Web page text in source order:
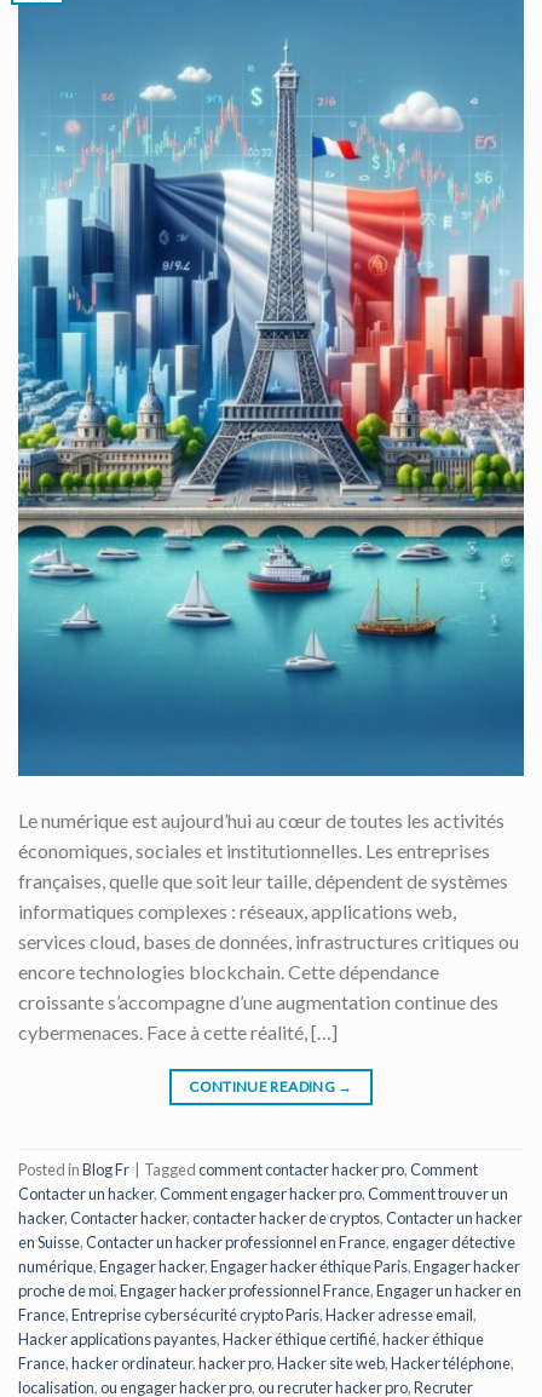
Le numérique est aujourd’hui au cœur de toutes les activités
économiques, sociales et institutionnelles. Les entreprises
françaises, quelle que soit leur taille, dépendent de systèmes
informatiques complexes : réseaux, applications web,
services cloud, bases de données, infrastructures critiques ou
encore technologies blockchain. Cette dépendance
croissante s’accompagne d’une augmentation continue des
cybermenaces. Face à cette réalité, […]
CONTINUE READING →
Posted inBlog Fr Taggedcomment contacter hacker pro,Comment
Contacter un hacker,Comment engager hacker pro,Comment trouver un
hacker,Contacter hacker,contacter hacker de cryptos,Contacter un hacker
en Suisse,Contacter un hacker professionnel en France,engager détective
numérique,Engager hacker,Engager hacker éthique Paris,Engager hacker
proche de moi,Engager hacker professionnel France,Engager un hacker en
France,Entreprise cybersécurité crypto Paris,Hacker adresse email,
Hacker applications payantes,Hacker éthique certifié,hacker éthique
France,hacker ordinateur,hacker pro,Hacker site web,Hacker téléphone,
localisation,ou engager hacker pro,ou recruter hacker pro,Recruter